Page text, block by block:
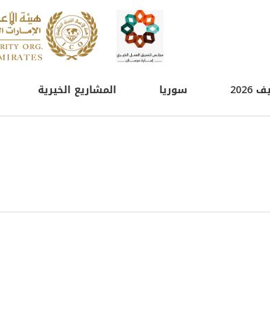
سوريا المشاريع الخيرية